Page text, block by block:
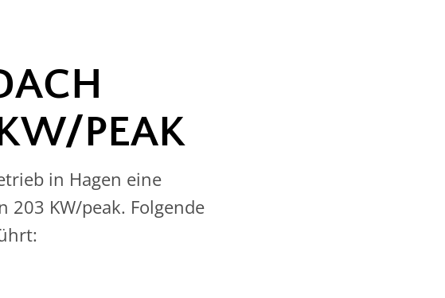
PEAK
in Hagen eine
KW/peak. Folgende